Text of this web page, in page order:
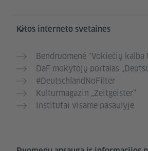
Kitos interneto svetaines
Bendruomenė "Vokiečių kalba
DaF mokytojų portalas
#DeutschlandNoFilter
Kulturmagazin „Zeitgeister“
Institutai visame pasaulyje